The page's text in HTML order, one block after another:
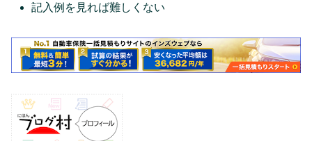
記入例を見れば難しくない